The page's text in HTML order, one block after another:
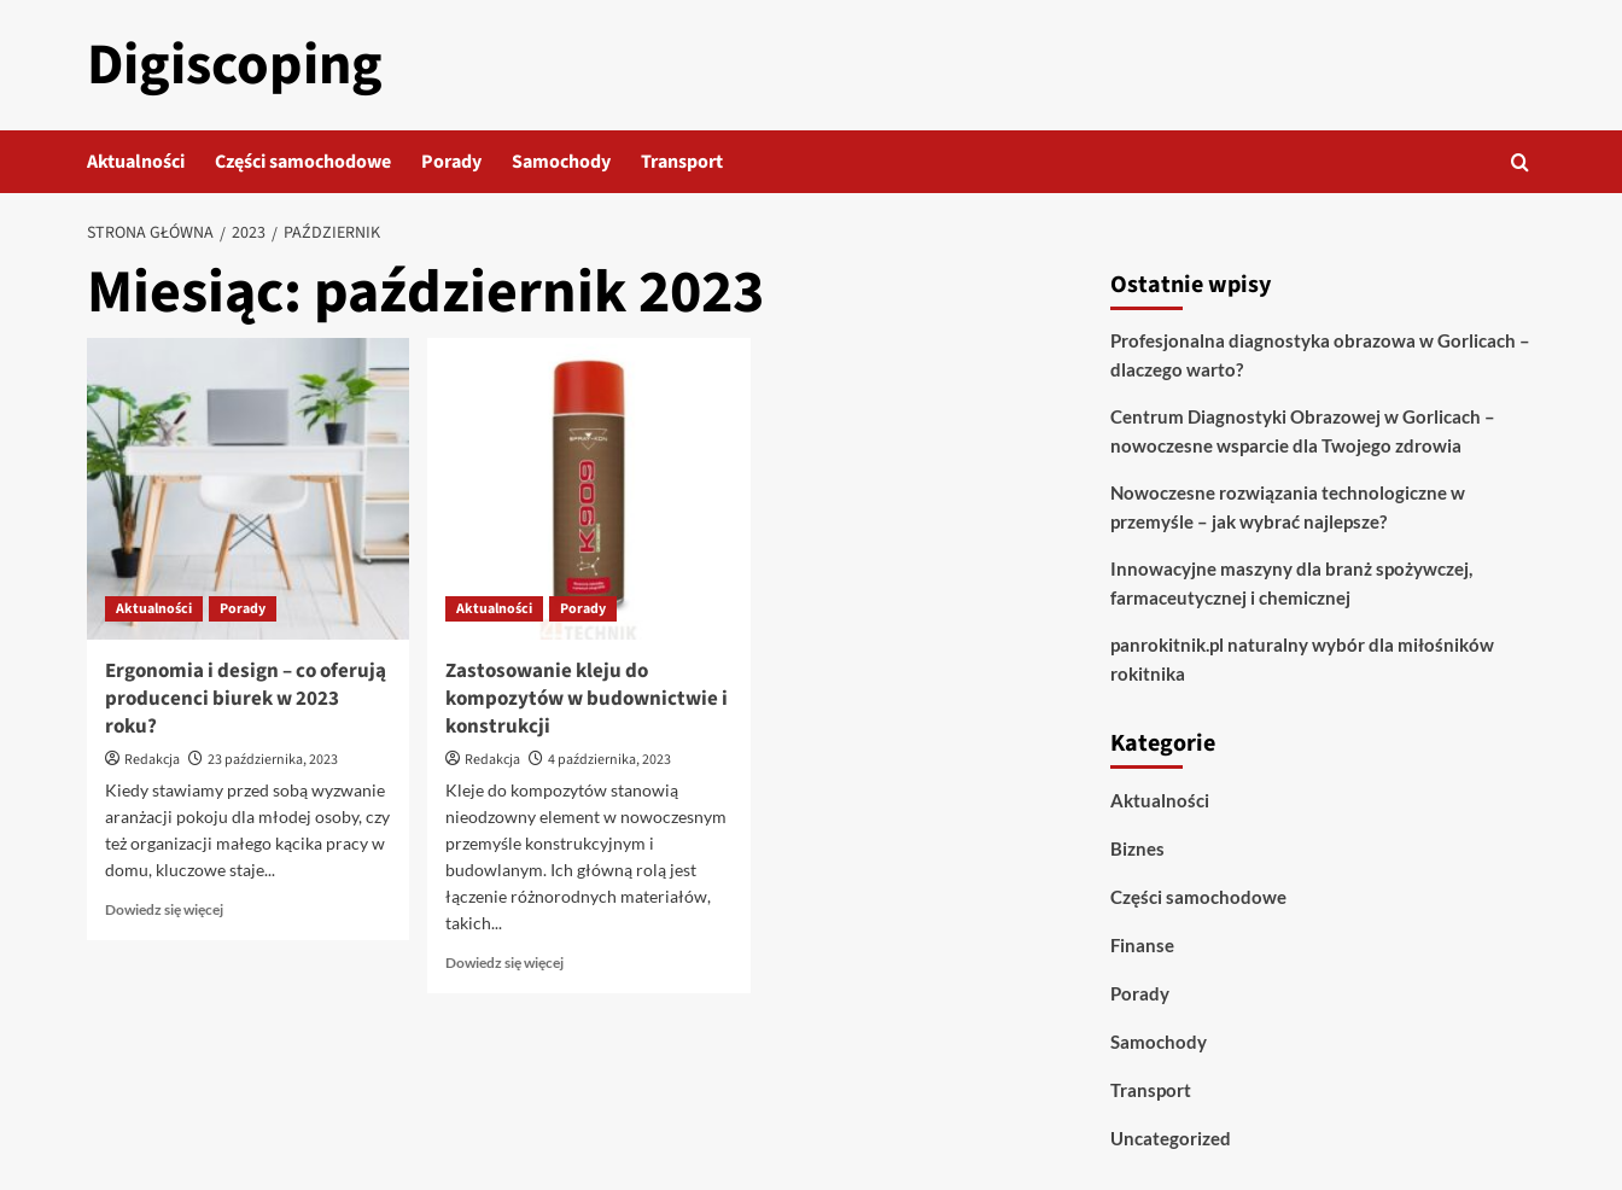
Digiscoping
Aktualności Części samochodowe Porady Samochody Transport
STRONA GŁÓWNA 2023 PAŹDZIERNIK
Miesiąc: październik 2023
Aktualności Porady
Ergonomia i design – co oferują
producenci biurek w 2023
roku?
Redakcja
23 października, 2023
Kiedy stawiamy przed sobą wyzwanie
aranżacji pokoju dla młodej osoby, czy
też organizacji małego kącika pracy w
domu, kluczowe staje...
Dowiedz się więcejDowiedz
Aktualności Porady
Zastosowanie kleju do
kompozytów w budownictwie i
konstrukcji
Redakcja
4 października, 2023
Kleje do kompozytów stanowią
nieodzowny element w nowoczesnym
przemyśle konstrukcyjnym i
budowlanym. Ich główną rolą jest
łączenie różnorodnych materiałów,
takich...
Dowiedz się więcejDowiedz
Ostatnie wpisy
Profesjonalna diagnostyka obrazowa w Gorlicach –
dlaczego warto?
Centrum Diagnostyki Obrazowej w Gorlicach –
nowoczesne wsparcie dla Twojego zdrowia
Nowoczesne rozwiązania technologiczne w
przemyśle – jak wybrać najlepsze?
Innowacyjne maszyny dla branż spożywczej,
farmaceutycznej i chemicznej
panrokitnik.pl naturalny wybór dla miłośników
rokitnika
Kategorie
Aktualności
Biznes
Części samochodowe
Finanse
Porady
Samochody
Transport
Uncategorized